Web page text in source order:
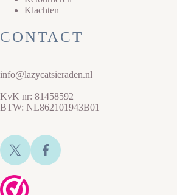
Klachten
CONTACT
info@lazycatsieraden.nl
KvK nr: 81458592
BTW: NL862101943B01